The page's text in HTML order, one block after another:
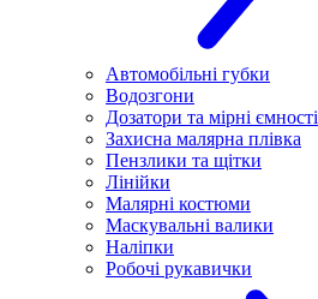
Автомобільні губки
Водозгони
Дозатори та мірні ємності
Захисна малярна плівка
Пензлики та щітки
Лінійки
Малярні костюми
Маскувальні валики
Наліпки
Робочі рукавички